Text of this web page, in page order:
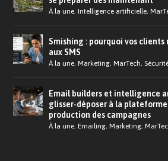
À la une,Intelligence artificielle,
Smishing : pourquoi vos
aux SMS
À la une,Marketing,MarTech,
Email builders et intelligence
glisser-déposer à la
production des campagnes
À la une,Emailing,Marketing,